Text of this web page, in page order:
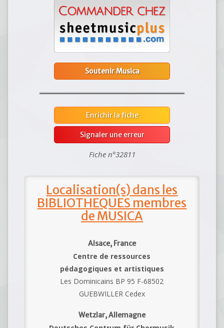
Soutenir Musica
Enrichir la fiche
Signaler une erreur
Fiche n°32811
Localisation(s) dans les
BIBLIOTHEQUES membres
de MUSICA
Alsace, France
Centre de ressources
pédagogiques et artistiques
Les Dominicains BP 95 F-68502
GUEBWILLER Cedex
Wetzlar, Allemagne